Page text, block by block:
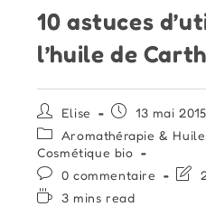
10 astuces
l’huile de
Auteur/autrice
de
la
publication :
Elise
Publication
publiée :
13 mai 2015
Post
category:
Aromathérapie &
Cosmétique bio
Commentaires
de
la
0 commentaire
Temps3 mins read